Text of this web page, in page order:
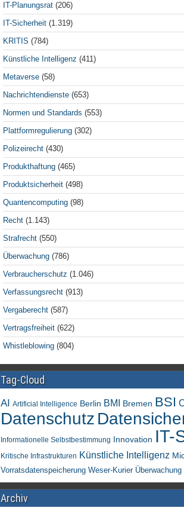
IT-Planungsrat (206)
IT-Sicherheit (1.319)
KRITIS (784)
Künstliche Intelligenz (411)
Metaverse (58)
Nachrichtendienste (653)
Normen und Standards (553)
Plattformregulierung (302)
Polizeirecht (430)
Produkthaftung (465)
Produktsicherheit (498)
Quantencomputing (98)
Recht (1.143)
Strafrecht (550)
Überwachung (786)
Verbraucherschutz (1.046)
Verfassungsrecht (913)
Vergaberecht (587)
Vertragsfreiheit (622)
Whistleblowing (804)
Tag-Cloud
AI Artificial Intelligence Berlin BMI Bremen BSI
Datenschutz
Informationelle Selbstbestimmung Innovation IT-
Kritische Infrastrukturen Künstliche Intelligenz
Vorratsdatenspeicherung Weser-Kurier Überwachung
Archiv